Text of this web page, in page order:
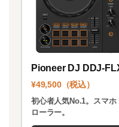
Pioneer DJ DDJ-
¥49,500（税込）
初心者人気No.1。スマホ
ローラー。